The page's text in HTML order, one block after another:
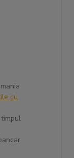
cu
pantof de ciocolata,
fost super incantata si
cu drag !